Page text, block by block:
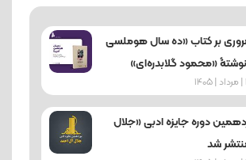
بر کتاب «ده سال هوملسی
نوشتۀ «محمود گلابدره‌ای»
دوره جایزه ادبی «جلال
شد